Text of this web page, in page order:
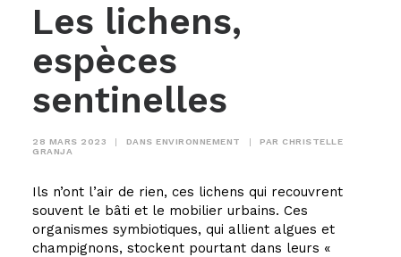
Les lichens,
espèces
sentinelles
28 MARS 2023 | DANS ENVIRONNEMENT | PAR CHRISTELLE
GRANJA
Ils n’ont l’air de rien, ces lichens qui recouvrent
souvent le bâti et le mobilier urbains. Ces
organismes symbiotiques, qui allient algues et
champignons, stockent pourtant dans leurs «